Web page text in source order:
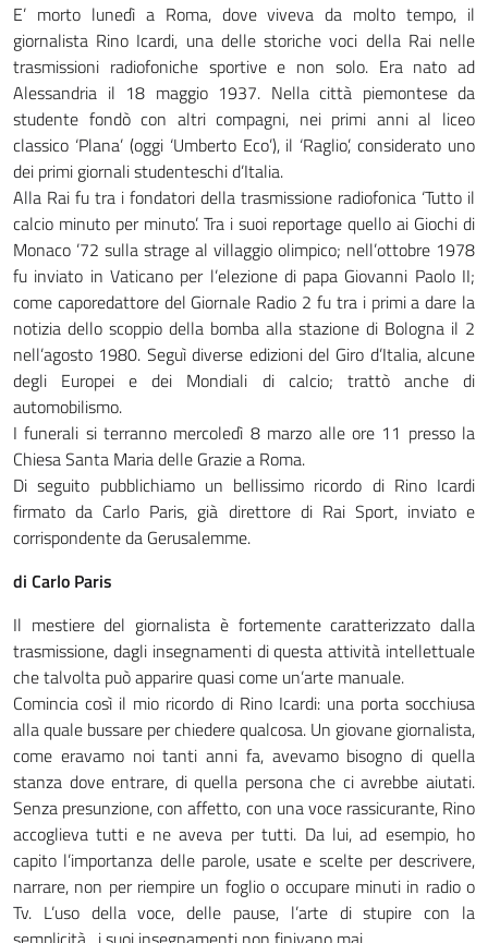
E’ morto lunedì a Roma, dove viveva da molto tempo, il
giornalista Rino Icardi, una delle storiche voci della Rai nelle
trasmissioni radiofoniche sportive e non solo. Era nato ad
Alessandria il 18 maggio 1937. Nella città piemontese da
studente fondò con altri compagni, nei primi anni al liceo
classico ‘Plana’ (oggi ‘Umberto Eco’), il ‘Raglio’, considerato uno
dei primi giornali studenteschi d’Italia.
Alla Rai fu tra i fondatori della trasmissione radiofonica ‘Tutto il
calcio minuto per minuto’. Tra i suoi reportage quello ai Giochi di
Monaco ’72 sulla strage al villaggio olimpico; nell’ottobre 1978
fu inviato in Vaticano per l’elezione di papa Giovanni Paolo II;
come caporedattore del Giornale Radio 2 fu tra i primi a dare la
notizia dello scoppio della bomba alla stazione di Bologna il 2
nell’agosto 1980. Seguì diverse edizioni del Giro d’Italia, alcune
degli Europei e dei Mondiali di calcio; trattò anche di
automobilismo.
I funerali si terranno mercoledì 8 marzo alle ore 11 presso la
Chiesa Santa Maria delle Grazie a Roma.
Di seguito pubblichiamo un bellissimo ricordo di Rino Icardi
firmato da Carlo Paris, già direttore di Rai Sport, inviato e
corrispondente da Gerusalemme.
di Carlo Paris
Il mestiere del giornalista è fortemente caratterizzato dalla
trasmissione, dagli insegnamenti di questa attività intellettuale
che talvolta può apparire quasi come un’arte manuale.
Comincia così il mio ricordo di Rino Icardi: una porta socchiusa
alla quale bussare per chiedere qualcosa. Un giovane giornalista,
come eravamo noi tanti anni fa, avevamo bisogno di quella
stanza dove entrare, di quella persona che ci avrebbe aiutati.
Senza presunzione, con affetto, con una voce rassicurante, Rino
accoglieva tutti e ne aveva per tutti. Da lui, ad esempio, ho
capito l’importanza delle parole, usate e scelte per descrivere,
narrare, non per riempire un foglio o occupare minuti in radio o
Tv. L’uso della voce, delle pause, l’arte di stupire con la